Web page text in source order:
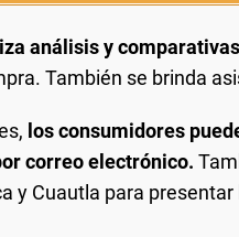
análisis y
También se brinda
los consumidores
correo electrónico.
y Cuautla para